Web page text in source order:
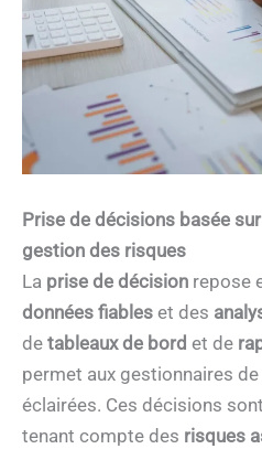
Prise de décisions basée
gestion des risques
La prise de décision repose
données fiables et des
de tableaux de bord et de
permet aux gestionnaires
éclairées. Ces décisions
tenant compte des risques